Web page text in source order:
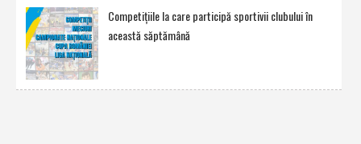
Competiţiile la care participă sportivii clubului în
această săptămână